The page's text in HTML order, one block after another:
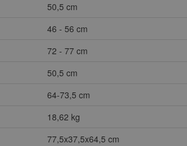
50,5 cm
46 - 56 cm
72 - 77 cm
50,5 cm
64-73,5 cm
18,62 kg
77,5x37,5x64,5 cm